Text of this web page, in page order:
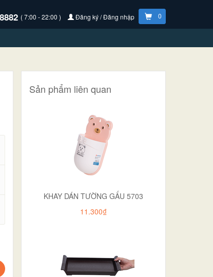
( 7:00 - 22:00 ) Đăng ký / Đăng nhập 0
Sản phẩm liên quan
KHAY DÁN TƯỜNG GẤU 5703
11.300₫